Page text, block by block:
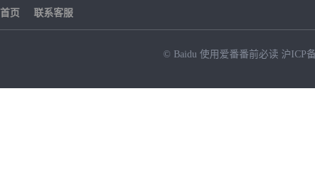
首页 联系客服
© Baidu 使用爱番番前必读 沪ICP